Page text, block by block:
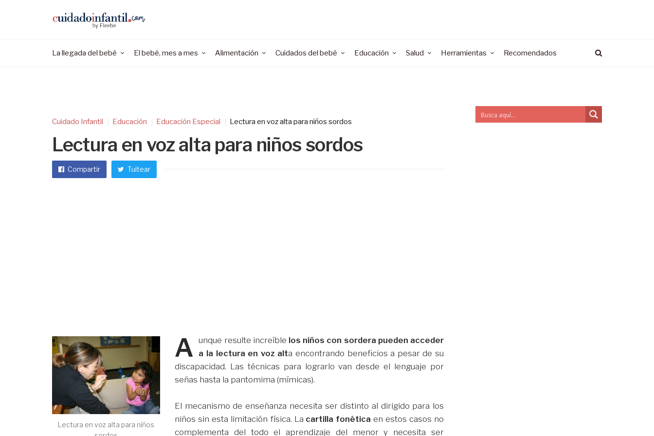
La llegada del bebé El bebé, mes a mes Alimentación Cuidados del bebé Educación Salud Herramientas Recomendados
Cuidado Infantil Educación Educación Especial Lectura en voz alta para niños sordos
Lectura en voz alta para niños sordos
Compartir Tuitear
Lectura en voz alta para niños
A unque resulte increíble los niños con sordera pueden acceder
a la lectura en voz alta encontrando beneficios a pesar de su
discapacidad. Las técnicas para lograrlo van desde el lenguaje por
señas hasta la pantomima (mímicas).
El mecanismo de enseñanza necesita ser distinto al dirigido para los
niños sin esta limitación física. La cartilla fonética en estos casos no
complementa del todo el aprendizaje del menor y necesita ser